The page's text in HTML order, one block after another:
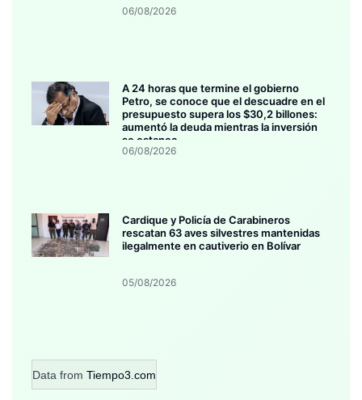
06/08/2026
A 24 horas que termine el gobierno
Petro, se conoce que el descuadre en el
presupuesto supera los $30,2 billones:
aumentó la deuda mientras la inversión
se estanca
06/08/2026
Cardique y Policía de Carabineros
rescatan 63 aves silvestres mantenidas
ilegalmente en cautiverio en Bolívar
05/08/2026
Data from Tiempo3.com